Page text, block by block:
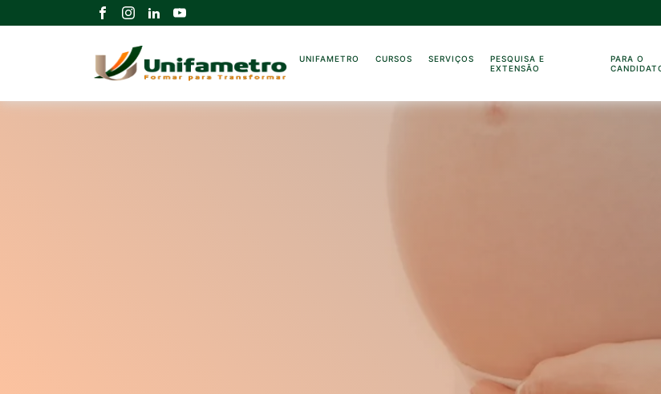
UNIFAMETRO CURSOS SERVIÇOS
PESQUISA E
EXTENSÃO
PARA O